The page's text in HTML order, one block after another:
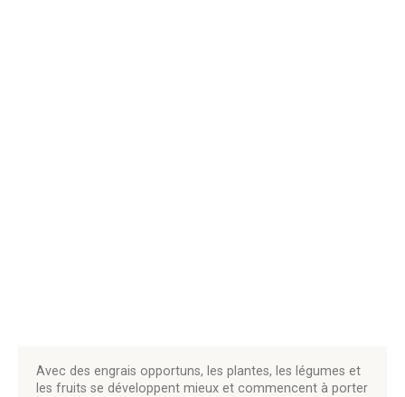
Avec des engrais opportuns, les plantes, les légumes et
les fruits se développent mieux et commencent à porter